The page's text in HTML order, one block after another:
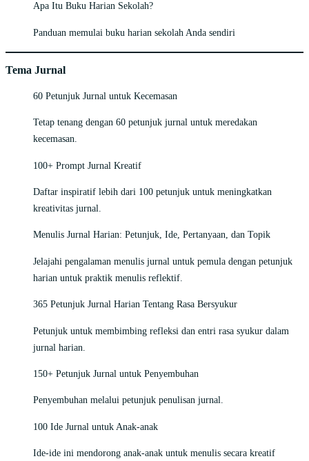
Apa Itu Buku Harian Sekolah?
Panduan memulai buku harian sekolah Anda sendiri
Tema Jurnal
60 Petunjuk Jurnal untuk Kecemasan
Tetap tenang dengan 60 petunjuk jurnal untuk meredakan
kecemasan.
100+ Prompt Jurnal Kreatif
Daftar inspiratif lebih dari 100 petunjuk untuk meningkatkan
kreativitas jurnal.
Menulis Jurnal Harian: Petunjuk, Ide, Pertanyaan, dan Topik
Jelajahi pengalaman menulis jurnal untuk pemula dengan petunjuk
harian untuk praktik menulis reflektif.
365 Petunjuk Jurnal Harian Tentang Rasa Bersyukur
Petunjuk untuk membimbing refleksi dan entri rasa syukur dalam
jurnal harian.
150+ Petunjuk Jurnal untuk Penyembuhan
Penyembuhan melalui petunjuk penulisan jurnal.
100 Ide Jurnal untuk Anak-anak
Ide-ide ini mendorong anak-anak untuk menulis secara kreatif